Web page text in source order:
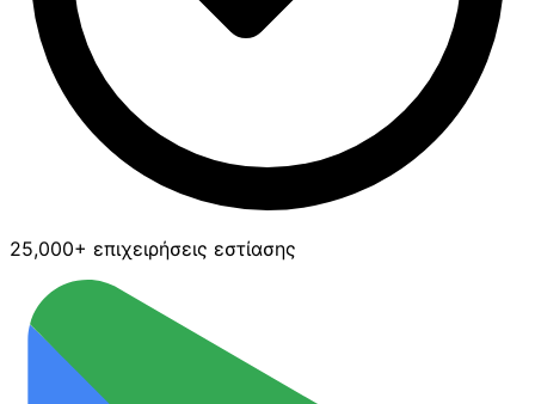
25,000+ επιχειρήσεις εστίασης